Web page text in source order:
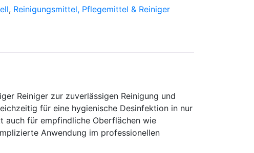
, Reinigungsmittel, Pflegemittel & Reiniger
Reiniger zur zuverlässigen Reinigung und
für eine hygienische Desinfektion in nur
auch für empfindliche Oberflächen wie
Anwendung im professionellen